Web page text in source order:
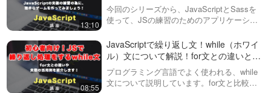
13:10
今回のシリーズから、JavaScriptとSassを
使って、JSの練習のためのアプリケーショ
成系の確認と、基本的なHTMLなどを組んで
いくところから始めていき…
08:55
JavaScriptで繰り返し文！while（ホワイ
ル）文について解説！for文との違いと活
用方法
プログラミング言語でよく使われる、while
文について説明しています。for文と比較す